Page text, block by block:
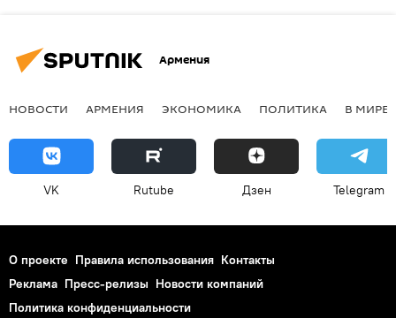
Армения
НОВОСТИ АРМЕНИЯ ЭКОНОМИКА ПОЛИТИКА В МИРЕ
VK Rutube Дзен Telegram
О проекте Правила использования Контакты
Реклама Пресс-релизы Новости компаний
Политика конфиденциальности